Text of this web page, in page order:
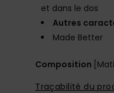
et dans le dos
Autres
Made Better
Composition
Traçabilité du